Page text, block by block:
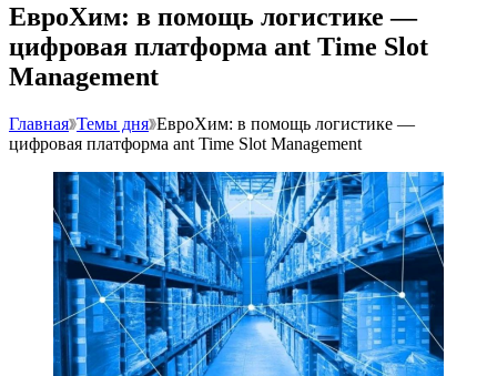
ЕвроХим: в помощь логистике —
цифровая платформа ant Time Slot
Management
Главная Темы дня ЕвроХим: в помощь логистике —
цифровая платформа ant Time Slot Management